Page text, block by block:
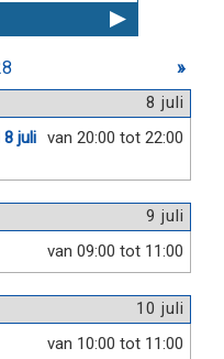
»
8 juli
van 20:00 tot 22:00
juli
9 juli
van 09:00 tot 11:00
10 juli
van 10:00 tot 11:00